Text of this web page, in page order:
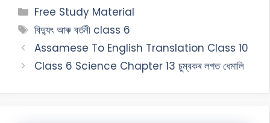
Free Study Material
বিদ্যুৎ আৰু বৰ্তনী class 6
Assamese To English Translation Class 10
Class 6 Science Chapter 13 চুম্বকৰ লগত ধেমালি